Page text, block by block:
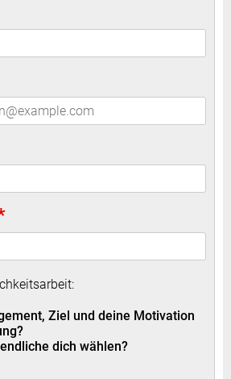
Ziel und deine Motivation
dich wählen?